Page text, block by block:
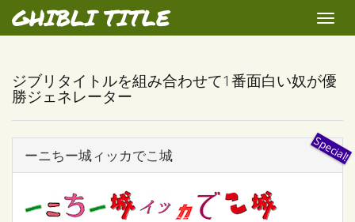
GHIBLI TITLE
Toggle
ジブリタイトルを組み合わせて1番面白い奴が優
勝ジェネレーター
ーニちー城ィッカでこ城